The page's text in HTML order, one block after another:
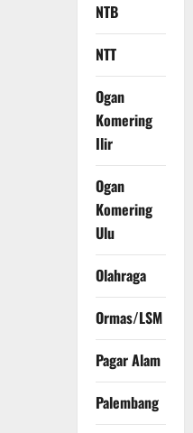
NTB
NTT
Ogan
Komering
Ilir
Ogan
Komering
Ulu
Olahraga
Ormas/LSM
Pagar Alam
Palembang